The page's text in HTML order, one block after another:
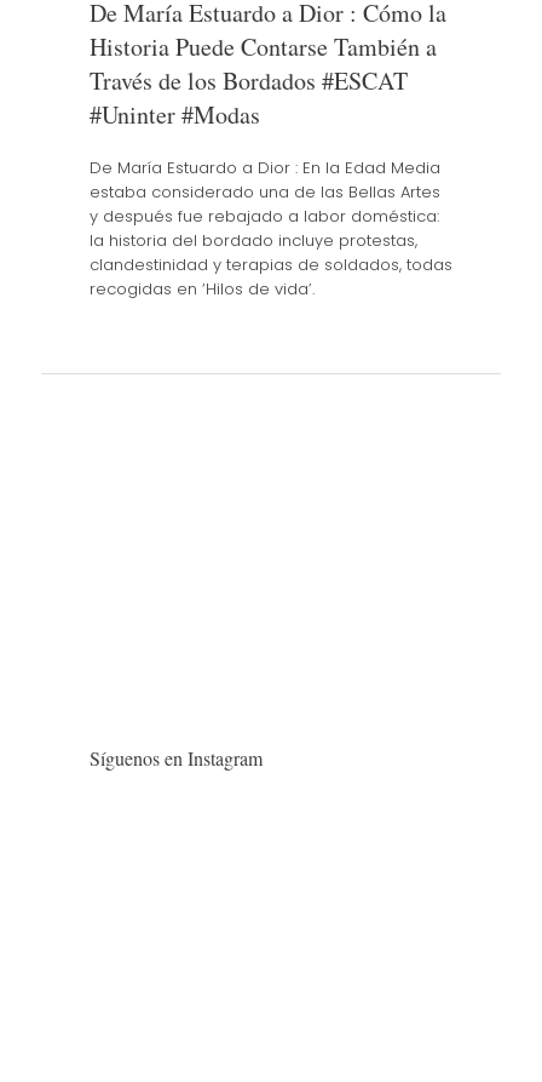
De María Estuardo a Dior : Cómo la
Historia Puede Contarse También a
Través de los Bordados #ESCAT
#Uninter #Modas
De María Estuardo a Dior : En la Edad Media
estaba considerado una de las Bellas Artes
y después fue rebajado a labor doméstica:
la historia del bordado incluye protestas,
clandestinidad y terapias de soldados, todas
recogidas en ‘Hilos de vida’.
Síguenos en Instagram